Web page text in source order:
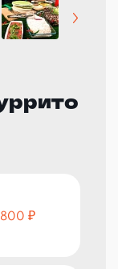
800 ₽